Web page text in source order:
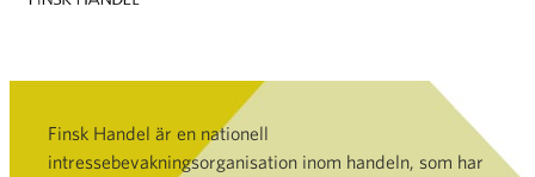
Finsk Handel är en nationell
intressebevakningsorganisation inom handeln, som har